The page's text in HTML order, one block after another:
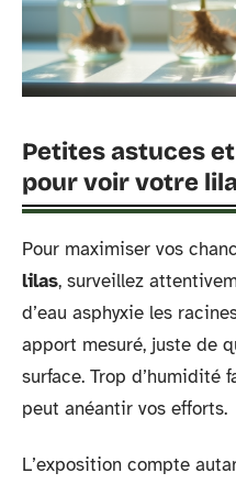
Petites astuces
pour voir votre
Pour maximiser vos
lilas, surveillez
d’eau asphyxie les
apport mesuré, juste de
surface. Trop d’humidité
peut anéantir vos efforts.
L’exposition compte